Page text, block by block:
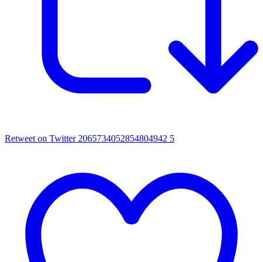
Retweet on Twitter 2065734052854804942 5